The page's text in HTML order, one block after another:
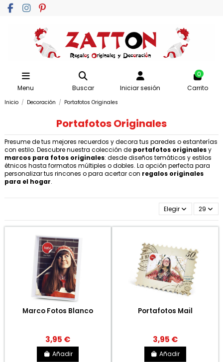
Menu Buscar Iniciar sesión
0
Carrito
Inicio Decoración Portafotos Originales
Portafotos Originales
Presume de tus mejores recuerdos y decora tus paredes o estanterías
con estilo. Descubre nuestra colección de portafotos originalesy
marcos para fotos originales: desde diseños temáticos y estilos
étnicos hasta formatos múltiples o dobles. La opción perfecta para
personalizar tus rincones o para acertar con regalos originales
para el hogar.
Elegir 29
Marco Fotos Blanco
3,95 €
Añadir
Portafotos Mail
3,95 €
Añadir